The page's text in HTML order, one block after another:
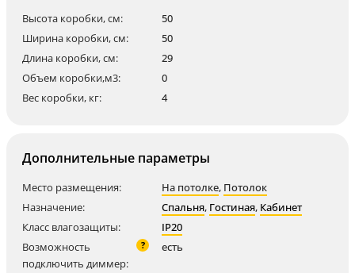
Высота коробки, см:
50
Ширина коробки, см:
50
Длина коробки, см:
29
Объем коробки,м3:
0
Вес коробки, кг:
4
Дополнительные параметры
Место размещения: На потолке, Потолок
Назначение:
Спальня, Гостиная, Кабинет
Класс влагозащиты:
IP20
Возможность
подключить диммер:
? есть